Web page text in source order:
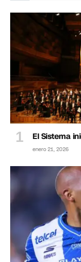
El Sistema
enero 21, 2026